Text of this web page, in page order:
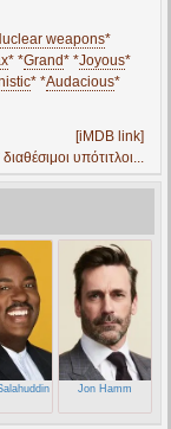
weapons*
* *Grand* *Joyous*
* *Audacious*
[iMDB link]
διαθέσιμοι υπότιτλοι...
Jon Hamm